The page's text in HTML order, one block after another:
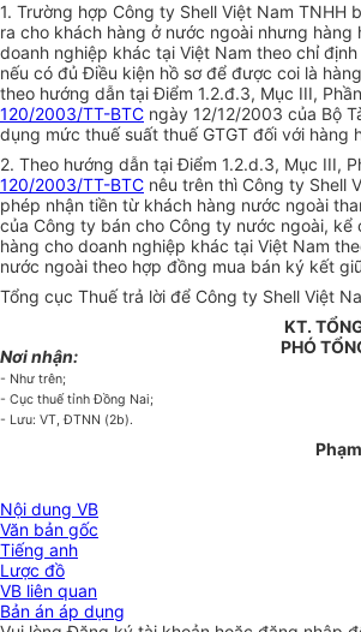
1. Trường hợp Công ty Shell Việt Nam TNHH
ra cho khách hàng ở nước ngoài nhưng hàng
doanh nghiệp khác tại Việt Nam theo chỉ
nếu có đủ Điều kiện hồ sơ để được coi là
theo hướng dẫn tại Điểm 1.2.đ.3, Mục III,
120/2003/TT-BTC ngày 12/12/2003 của Bộ
dụng mức thuế suất thuế GTGT đối với hàng
2. Theo hướng dẫn tại Điểm 1.2.d.3, Mục III,
120/2003/TT-BTC nêu trên thì Công ty Shell
phép nhận tiền từ khách hàng nước ngoài
của Công ty bán cho Công ty nước ngoài, kể
hàng cho doanh nghiệp khác tại Việt Nam
nước ngoài theo hợp đồng mua bán ký kết
Tổng cục Thuế trả lời để Công ty Shell Việt
Nơi nhận:
- Như trên;
- Cục thuế tỉnh Đồng Nai;
- Lưu: VT, ĐTNN (2b).
KT.
PHÓ
Nội dung VB
Văn bản gốc
Tiếng anh
Lược đồ
VB liên quan
Bản án áp dụng